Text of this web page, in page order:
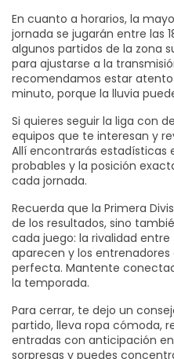
En cuanto a horarios, la
jornada se jugarán entre las
algunos partidos de la zona
para ajustarse a la
recomendamos estar
minuto, porque la lluvia
Si quieres seguir la liga con
equipos que te interesan y
Allí encontrarás estadísticas
probables y la posición
cada jornada.
Recuerda que la Primera
de los resultados, sino
cada juego: la rivalidad
aparecen y los
perfecta. Mantente
la temporada.
Para cerrar, te dejo un
partido, lleva ropa cómoda,
entradas con anticipación
sorpresas y puedes